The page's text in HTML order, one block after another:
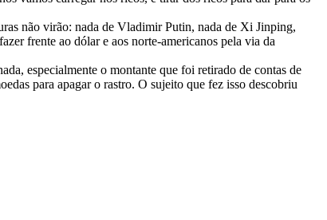
não virão: nada de Vladimir Putin, nada de Xi Jinping,
frente ao dólar e aos norte-americanos pela via da
especialmente o montante que foi retirado de contas de
para apagar o rastro. O sujeito que fez isso descobriu